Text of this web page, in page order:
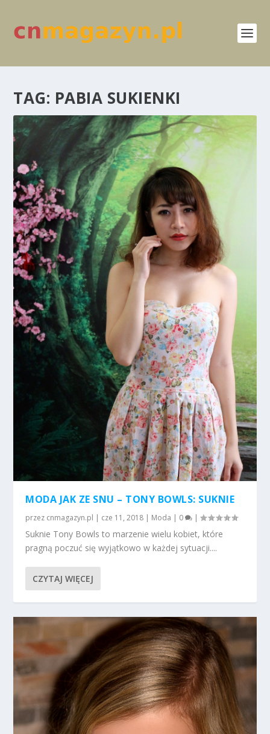
TAG: PABIA SUKIENKI
MODA JAK ZE SNU – TONY BOWLS: SUKNIE
przez cnmagazyn.pl | cze 11, 2018 | Moda | 0 |
Suknie Tony Bowls to marzenie wielu kobiet, które
pragną poczuć się wyjątkowo w każdej sytuacji....
CZYTAJ WIĘCEJ